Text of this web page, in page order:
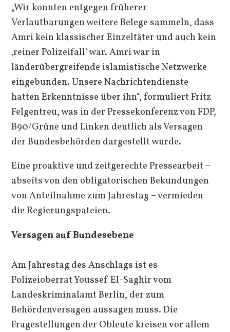
„Wir konnten entgegen früherer
Verlautbarungen weitere Belege sammeln, dass
Amri kein klassischer Einzeltäter und auch kein
‚reiner Polizeifall‘ war. Amri war in
länderübergreifende islamistische Netzwerke
eingebunden. Unsere Nachrichtendienste
hatten Erkenntnisse über ihn“, formuliert Fritz
Felgentreu, was in der Pressekonferenz von FDP,
B90/Grüne und Linken deutlich als Versagen
der Bundesbehörden dargestellt wurde.
Eine proaktive und zeitgerechte Pressearbeit –
abseits von den obligatorischen Bekundungen
von Anteilnahme zum Jahrestag – vermieden
die Regierungspateien.
Versagen auf Bundesebene
Am Jahrestag des Anschlags ist es
Polizeioberrat Youssef El-Saghir vom
Landeskriminalamt Berlin, der zum
Behördenversagen aussagen muss. Die
Fragestellungen der Obleute kreisen vor allem